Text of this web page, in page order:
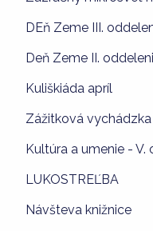
DEň Zeme III.
Deň Zeme II.
Kuliškiáda apríl
Zážitková vychádzka
Kultúra a umenie - V.
LUKOSTREĽBA
Návšteva knižnice